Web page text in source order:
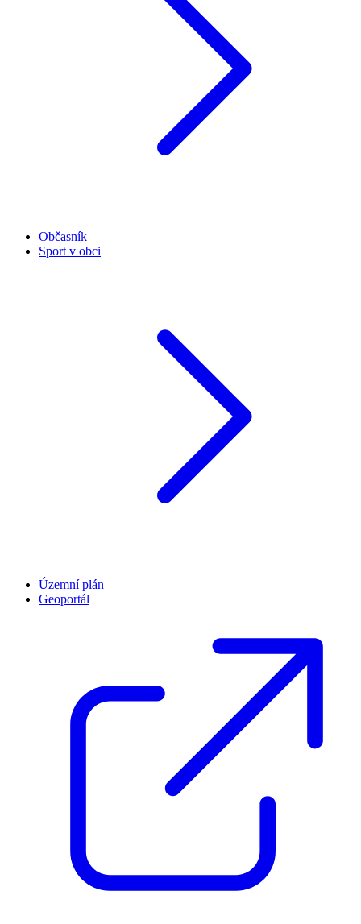
Občasník
Sport v obci
Územní plán
Geoportál